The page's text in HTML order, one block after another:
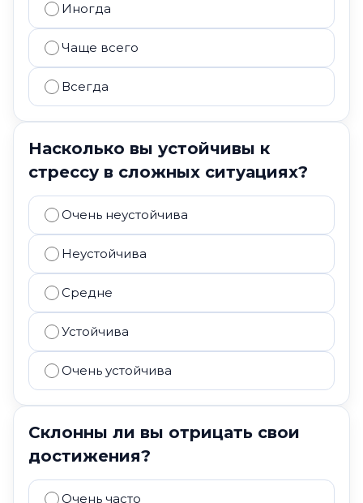
Иногда
Чаще всего
Всегда
Насколько вы устойчивы к
стрессу в сложных ситуациях?
Очень неустойчива
Неустойчива
Средне
Устойчива
Очень устойчива
Склонны ли вы отрицать свои
достижения?
Очень часто